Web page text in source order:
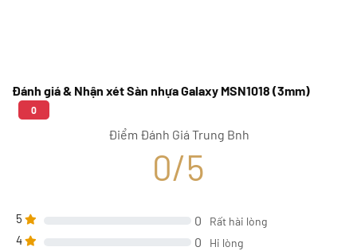
Đánh giá & Nhận xét Sàn nhựa Galaxy MSN1018 (3mm)
0
Điểm Đánh Giá Trung Bnh
0/5
5 0 Rất hài lòng
4 0 Hi lòng